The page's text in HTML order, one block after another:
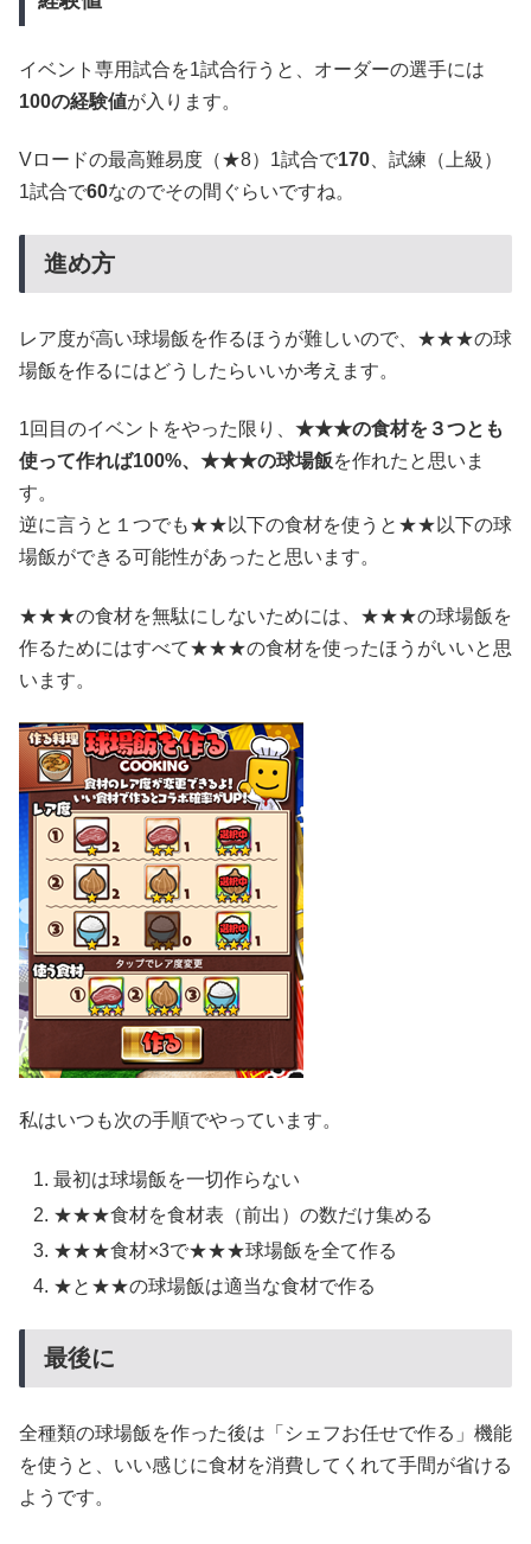
イベント専用試合を1試合行うと、オーダーの選手には
100の経験値が入ります。
Vロードの最高難易度（★8）1試合で170 、試練（上級）
1試合で60なのでその間ぐらいですね。
進め方
レア度が高い球場飯を作るほうが難しいので、★★★の球
場飯を作るにはどうしたらいいか考えます。
1回目のイベントをやった限り、 ★★★の食材を３つとも
使って作れば100%、★★★の球場飯を作れたと思いま
す。
逆に言うと１つでも★★以下の食材を使うと★★以下の球
場飯ができる可能性があったと思います。
★★★の食材を無駄にしないためには、★★★の球場飯を
作るためにはすべて★★★の食材を使ったほうがいいと思
います。
私はいつも次の手順でやっています。
最初は球場飯を一切作らない
★★★食材を食材表（前出）の数だけ集める
★★★食材×3で★★★球場飯を全て作る
★と★★の球場飯は適当な食材で作る
最後に
全種類の球場飯を作った後は「シェフお任せで作る」機能
を使うと、いい感じに食材を消費してくれて手間が省ける
ようです。